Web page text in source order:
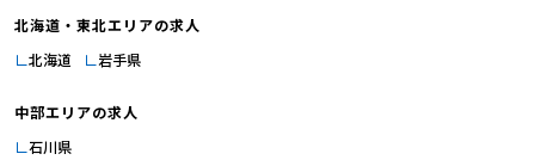
北海道・東北エリアの求人
北海道
岩手県
中部エリアの求人
石川県